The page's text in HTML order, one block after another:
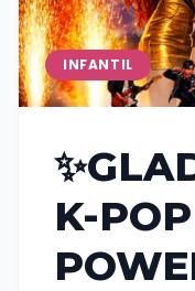
INFANTIL
K-